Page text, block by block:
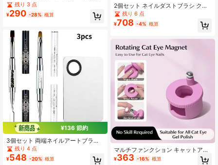
ルセット、ブラックホール キャット
アイ ネイルアート用、両端ネイルツ
ール、ネイルテクニシャンに必須、
ルツール
残り 3 点
¥290 -28% 概算
¥136 節約
3個セット 両端ネイルアートブラ
シ、ジェルネイルブラシ&スパチュラ
&パレットツール、ネイルアートツー
ルキット
残り 4 点
¥548 -20% 概算
2個セット ネイルダストブラシ クリ
スタルベース ネイルアート用 ダス
ト・パウダー除去ブラシ ソフトカブ
キクリーナーブラシ メイク・フレン
残り 6 点
¥708 -4% 概算
マルチファンクション キャットアイ
ネイルシェイプ、ネイルキャットア
イデザイン用品、簡単にキャットア
¥363 -16% 概算